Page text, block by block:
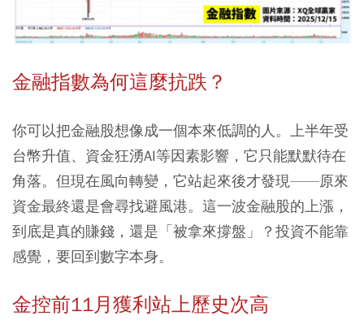
金融指數為何這麼抗跌？
你可以把金融股想像成一個本來低調的人。上半年受
台幣升值、資金狂湧AI等因素影響，它只能默默待在
角落。但現在風向轉變，它站起來後才發現——原來
資金最終還是會尋找避風港。這一波金融股的上漲，
到底是真的賺錢，還是「被拿來撐盤」？投資不能靠
感覺，要回到數字本身。
金控前11月獲利站上歷史次高